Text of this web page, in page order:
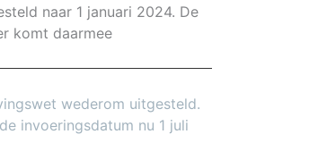
naar 1 januari 2024. De
komt daarmee
wederom uitgesteld.
invoeringsdatum nu 1 juli